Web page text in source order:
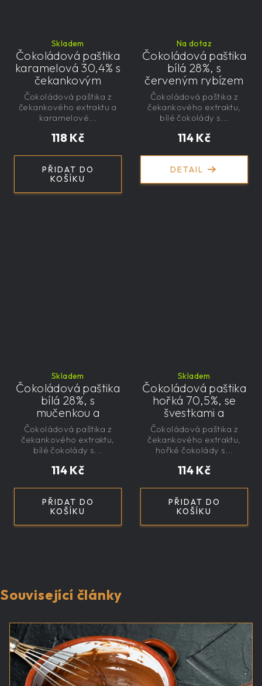
Skladem
Čokoládová paštika
karamelová 30,4% s
čekankovým
sirupem 100g -
nízkokalorická,
řemeslná
118 Kč
PŘIDAT DO
KOŠÍKU
Čokoládová paštika z
čekankového extraktu a
karamelové...
Na dotaz
Čokoládová paštika
bílá 28%, s
červeným rybízem
a čekankovým
sirupem 100g -
nízkokalorická,
řemeslná
114 Kč
DETAIL
Čokoládová paštika z
čekankového extraktu,
bílé čokolády s...
Skladem
Čokoládová paštika
bílá 28%, s
mučenkou a
čekankovým
sirupem 100g -
nízkokalorická,
114 Kč
PŘIDAT DO
KOŠÍKU
Čokoládová paštika z
čekankového extraktu,
bílé čokolády s...
Skladem
Čokoládová paštika
hořká 70,5%, se
švestkami a
čekankovým
sirupem 100g -
nízkokalorická,
114 Kč
PŘIDAT DO
KOŠÍKU
Čokoládová paštika z
čekankového extraktu,
hořké čokolády s...
Související články